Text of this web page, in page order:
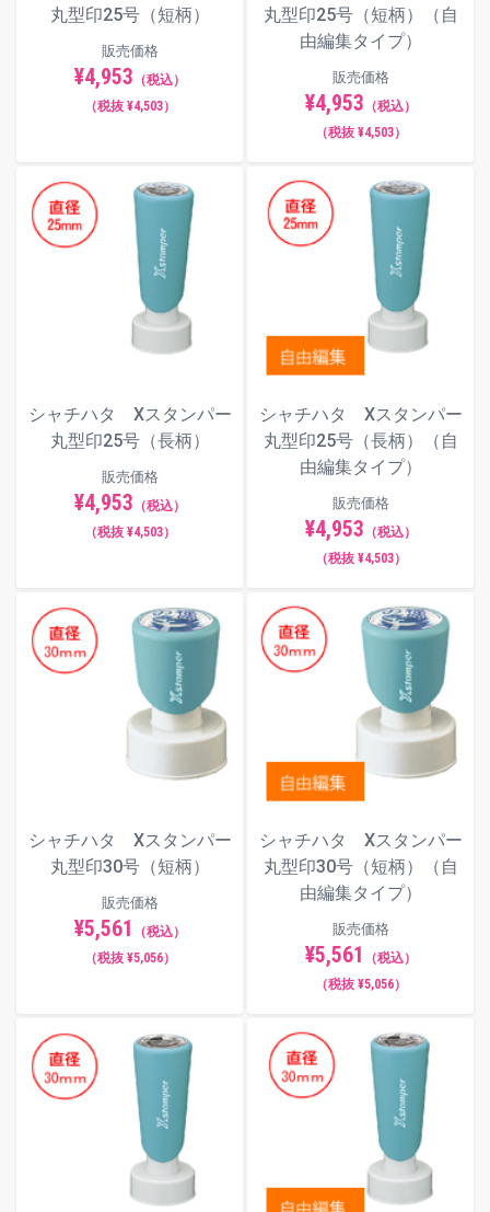
丸型印25号（短柄）
販売価格
¥4,953 （税込）
（税抜 ¥4,503）
丸型印25号（短柄）（自
由編集タイプ）
販売価格
¥4,953 （税込）
（税抜 ¥4,503）
シャチハタ Xスタンパー
丸型印25号（長柄）
販売価格
¥4,953 （税込）
（税抜 ¥4,503）
シャチハタ Xスタンパー
丸型印25号（長柄）（自
由編集タイプ）
販売価格
¥4,953 （税込）
（税抜 ¥4,503）
シャチハタ Xスタンパー
丸型印30号（短柄）
販売価格
¥5,561
（税込）
（税抜 ¥5,056）
シャチハタ Xスタンパー
丸型印30号（短柄）（自
由編集タイプ）
販売価格
¥5,561
（税込）
（税抜 ¥5,056）